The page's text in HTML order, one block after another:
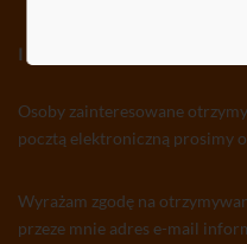
INFORMATOR TV-
Osoby zainteresowane
pocztą elektroniczną prosimy
Wyrażam zgodę na
przeze mnie adres e-mail